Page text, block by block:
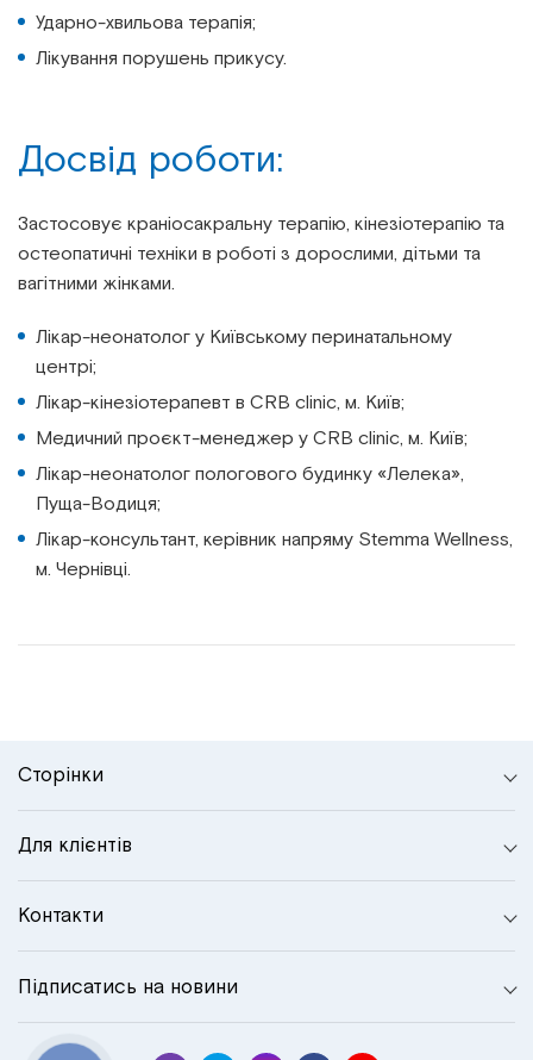
Ударно-хвильова терапія;
Лікування порушень прикусу.
Досвід роботи:
Застосовує краніосакральну терапію, кінезіотерапію та
остеопатичні техніки в роботі з дорослими, дітьми та
вагітними жінками.
Лікар-неонатолог у Київському перинатальному
центрі;
Лікар-кінезіотерапевт в CRB clinic, м. Київ;
Медичний проєкт-менеджер у CRB clinic, м. Київ;
Лікар-неонатолог пологового будинку «Лелека»,
Пуща-Водиця;
Лікар-консультант, керівник напряму Stemma Wellness,
м. Чернівці.
Сторінки
Для клієнтів
Контакти
Підписатись на новини